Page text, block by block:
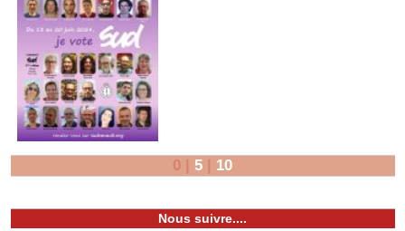
0 | 5 | 10
Nous suivre....